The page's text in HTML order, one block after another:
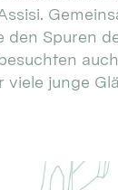
den Spuren
viele junge